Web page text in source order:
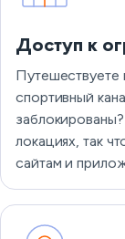
Доступ к
Путешествуете
спортивный
локациях, так
сайтам и